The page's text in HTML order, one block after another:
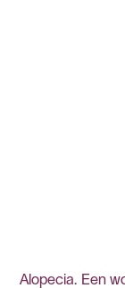
Alopecia. Een